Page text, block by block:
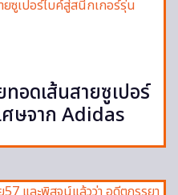
อดเส้นสายซูเปอร์
ษจาก Adidas